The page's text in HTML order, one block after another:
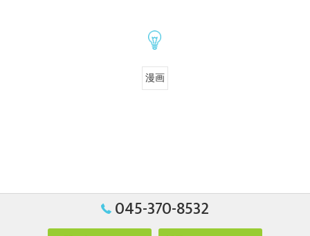
漫画
045-370-8532